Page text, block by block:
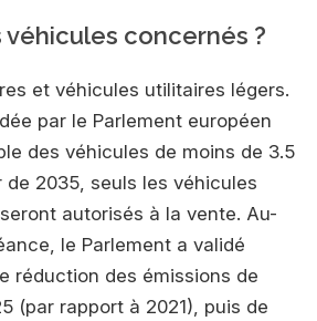
véhicules concernés ?
et véhicules utilitaires légers.
par le Parlement européen
des véhicules de moins de 3.5
2035, seuls les véhicules
autorisés à la vente. Au-
le Parlement a validé
réduction des émissions de
(par rapport à 2021), puis de